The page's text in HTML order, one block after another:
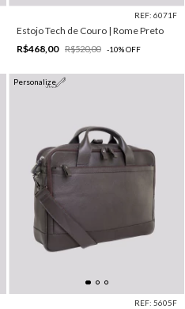
REF: 6071F
Estojo Tech de Couro | Rome Preto
R$468,00
R$520,00 -10%OFF
Personalize
REF: 5605F